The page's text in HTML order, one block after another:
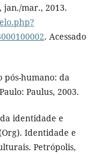
jan./mar., 2013.
. Acessado
pós-humano: da
Paulus, 2003.
identidade e
Identidade e
Petrópolis,